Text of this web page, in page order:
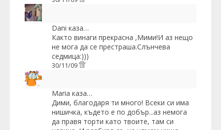
Dani каза…
Както винаги прекрасна ,Мими!И аз нещо
не мога да се престраша.Слънчева
седмица:)))
30/11/09
Maria каза…
Дими, благодаря ти много! Всеки си има
нишичка, където е по добър...аз немога
да правя торти като твоите, там си